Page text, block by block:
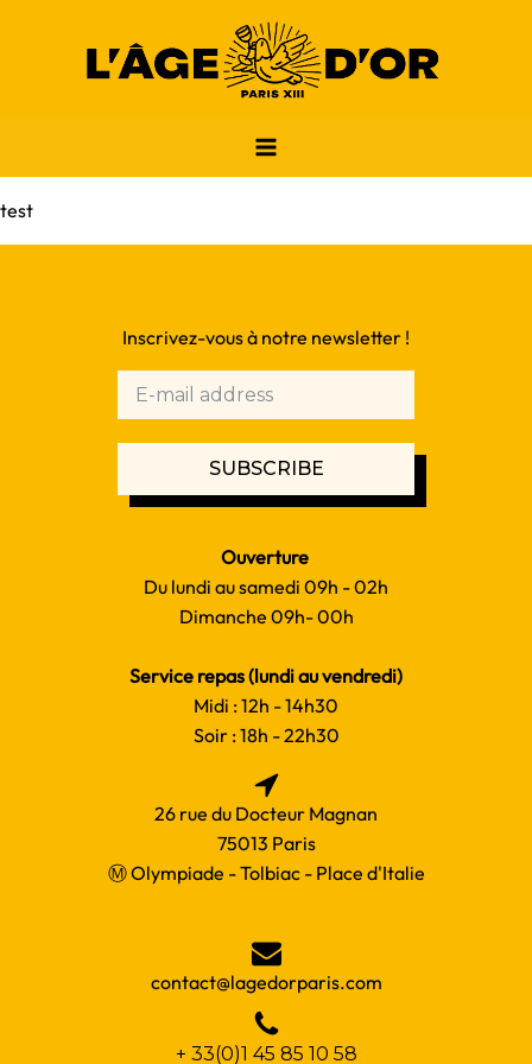
test
Ouverture
Du lundi au samedi 09h - 02h
Dimanche 09h- 00h
Service repas (lundi au vendredi)
Midi : 12h - 14h30
Soir : 18h - 22h30
26 rue du Docteur Magnan
75013 Paris
Ⓜ Olympiade - Tolbiac - Place d'Italie
Inscrivez-vous à notre newsletter !
SUBSCRIBE
contact@lagedorparis.com
+ 33(0)1 45 85 10 58